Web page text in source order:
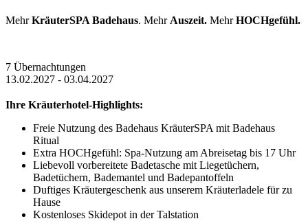
MehrKräuterSPA Badehaus. Mehr Auszeit. MehrHOCHgefühl.
7 Übernachtungen
13.02.2027 - 03.04.2027
Ihre Kräuterhotel-Highlights:
Freie Nutzung des Badehaus KräuterSPA mit Badehaus
Ritual
Extra HOCHgefühl: Spa-Nutzung am Abreisetag bis 17 Uhr
Liebevoll vorbereitete Badetasche mit Liegetüchern,
Badetüchern, Bademantel und Badepantoffeln
Duftiges Kräutergeschenk aus unserem Kräuterladele für zu
Hause
Kostenloses Skidepot in der Talstation